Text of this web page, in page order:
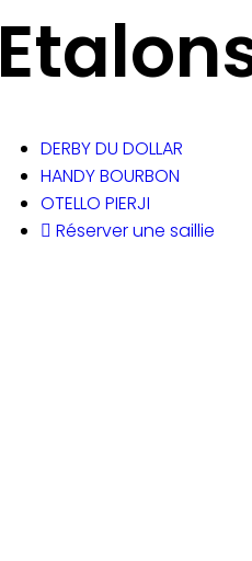
DERBY DU DOLLAR
HANDY BOURBON
OTELLO PIERJI
Réserver une saillie